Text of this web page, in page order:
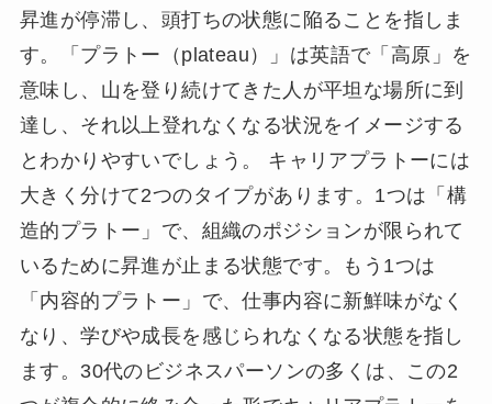
昇進が停滞し、頭打ちの状態に陥ることを指しま
す。「プラトー（plateau）」は英語で「高原」を
意味し、山を登り続けてきた人が平坦な場所に到
達し、それ以上登れなくなる状況をイメージする
とわかりやすいでしょう。 キャリアプラトーには
大きく分けて2つのタイプがあります。1つは「構
造的プラトー」で、組織のポジションが限られて
いるために昇進が止まる状態です。もう1つは
「内容的プラトー」で、仕事内容に新鮮味がなく
なり、学びや成長を感じられなくなる状態を指し
ます。30代のビジネスパーソンの多くは、この2